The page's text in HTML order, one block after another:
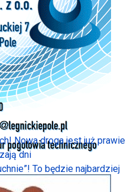
Nowa droga jest już prawie
dni
To będzie najbardziej